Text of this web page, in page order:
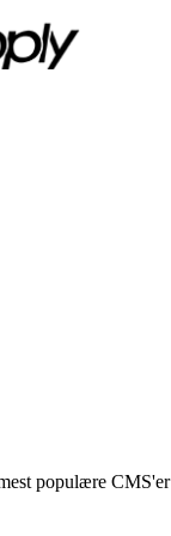
populære CMS'er